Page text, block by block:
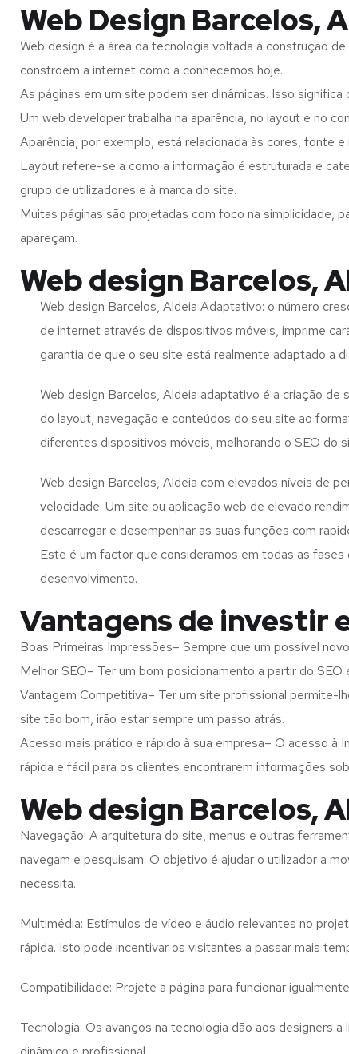
Web Design Barcelos,
Web design é a área da tecnologia voltada à construção
constroem a internet como a conhecemos hoje.
As páginas em um site podem ser dinâmicas. Isso
Um web developer trabalha na aparência, no layout e no
Aparência, por exemplo, está relacionada às cores, fonte e
Layout refere-se a como a informação é estruturada e
grupo de utilizadores e à marca do site.
Muitas páginas são projetadas com foco na simplicidade,
apareçam.
Web design Barcelos,
Web design Barcelos, Aldeia Adaptativo: o número
de internet através de dispositivos móveis, imprime
garantia de que o seu site está realmente adaptado a
Web design Barcelos, Aldeia adaptativo é a criação de
do layout, navegação e conteúdos do seu site ao
diferentes dispositivos móveis, melhorando o SEO do
Web design Barcelos, Aldeia com elevados níveis de
velocidade. Um site ou aplicação web de elevado
descarregar e desempenhar as suas funções com
Este é um factor que consideramos em todas as fases
desenvolvimento.
Vantagens de investir
Boas Primeiras Impressões– Sempre que um possível
Melhor SEO– Ter um bom posicionamento a partir do
Vantagem Competitiva– Ter um site profissional permite-
site tão bom, irão estar sempre um passo atrás.
Acesso mais prático e rápido à sua empresa– O acesso
rápida e fácil para os clientes encontrarem informações
Web design Barcelos,
Navegação: A arquitetura do site, menus e outras
navegam e pesquisam. O objetivo é ajudar o utilizador a
necessita.
Multimédia: Estímulos de vídeo e áudio relevantes no
rápida. Isto pode incentivar os visitantes a passar mais
Compatibilidade: Projete a página para funcionar
Tecnologia: Os avanços na tecnologia dão aos designers